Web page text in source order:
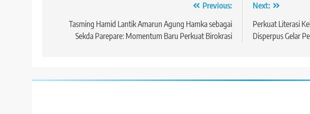
pos
Previous:
Tasming Hamid Lantik Amarun Agung Hamka sebagai
Sekda Parepare: Momentum Baru Perkuat Birokrasi
Next:
Perkuat Literasi
Disperpus Gelar